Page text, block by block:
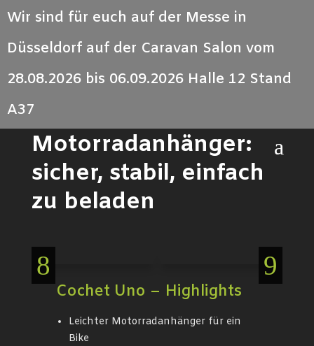
Wir sind für euch auf der Messe in
Düsseldorf auf der Caravan Salon vom
28.08.2026 bis 06.09.2026 Halle 12 Stand
A37
a
Cochet Uno – der
leichte
Motorradanhänger:
sicher, stabil, einfach
zu beladen
Cochet Uno – Highlights
Leichter Motorradanhänger für ein
Bike